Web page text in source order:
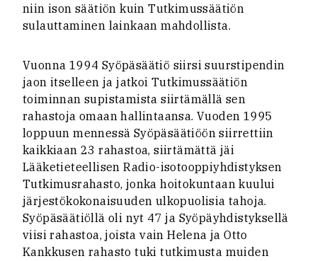
niin ison säätiön kuin Tutkimussäätiön
sulauttaminen lainkaan mahdollista.
Vuonna 1994 Syöpäsäätiö siirsi suurstipendin
jaon itselleen ja jatkoi Tutkimussäätiön
toiminnan supistamista siirtämällä sen
rahastoja omaan hallintaansa. Vuoden 1995
loppuun mennessä Syöpäsäätiöön siirrettiin
kaikkiaan 23 rahastoa, siirtämättä jäi
Lääketieteellisen Radio-isotooppiyhdistyksen
Tutkimusrahasto, jonka hoitokuntaan kuului
järjestökokonaisuuden ulkopuolisia tahoja.
Syöpäsäätiöllä oli nyt 47 ja Syöpäyhdistyksellä
viisi rahastoa, joista vain Helena ja Otto
Kankkusen rahasto tuki tutkimusta muiden